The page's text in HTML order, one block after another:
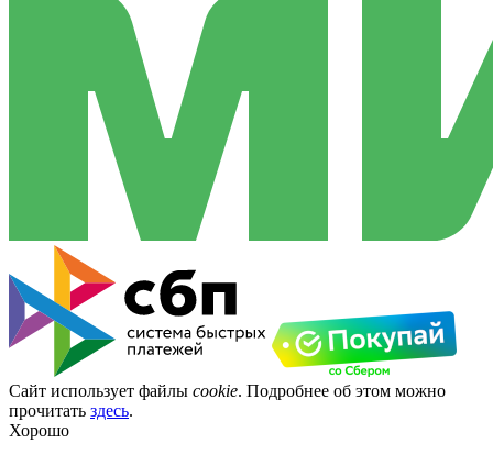
Сайт использует файлы cookie. Подробнее об этом можно
прочитать здесь.
Хорошо